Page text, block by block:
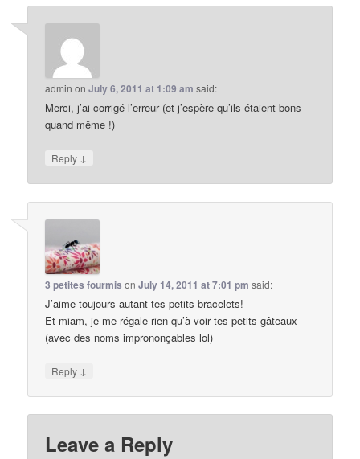
admin onJuly 6, 2011 at 1:09 am said:
Merci, j’ai corrigé l’erreur (et j’espère qu’ils étaient bons
quand même !)
Reply ↓
3 petites fourmis onJuly 14, 2011 at 7:01 pm said:
J’aime toujours autant tes petits bracelets!
Et miam, je me régale rien qu’à voir tes petits gâteaux
(avec des noms imprononçables lol)
Reply ↓
Leave a Reply